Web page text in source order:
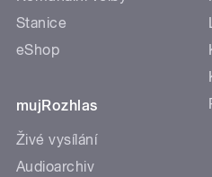
Stanice
eShop
mujRozhlas
Živé vysílání
Audioarchiv